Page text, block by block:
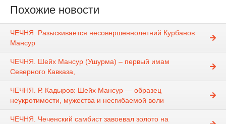
Похожие новости
ЧЕЧНЯ. Разыскивается несовершеннолетний Курбанов
Мансур
ЧЕЧНЯ. Шейх Мансур (Ушурма) – первый имам
Северного Кавказа,
ЧЕЧНЯ. Р. Кадыров: Шейх Мансур — образец
неукротимости, мужества и несгибаемой воли
ЧЕЧНЯ. Чеченский самбист завоевал золото на